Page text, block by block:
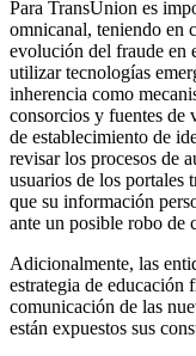
Para TransUnion es
omnicanal, teniendo en
evolución del fraude en
utilizar tecnologías
inherencia como
consorcios y fuentes de
de establecimiento de
revisar los procesos de
usuarios de los portales
que su información
ante un posible robo de
Adicionalmente, las
estrategia de educación
comunicación de las
están expuestos sus